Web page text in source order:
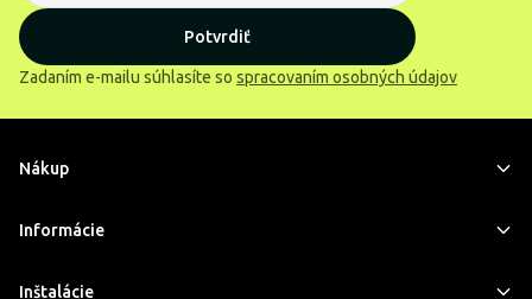
Potvrdiť
Zadaním e-mailu súhlasíte so spracovaním osobných údajov
Nákup
Informácie
Inštalácie